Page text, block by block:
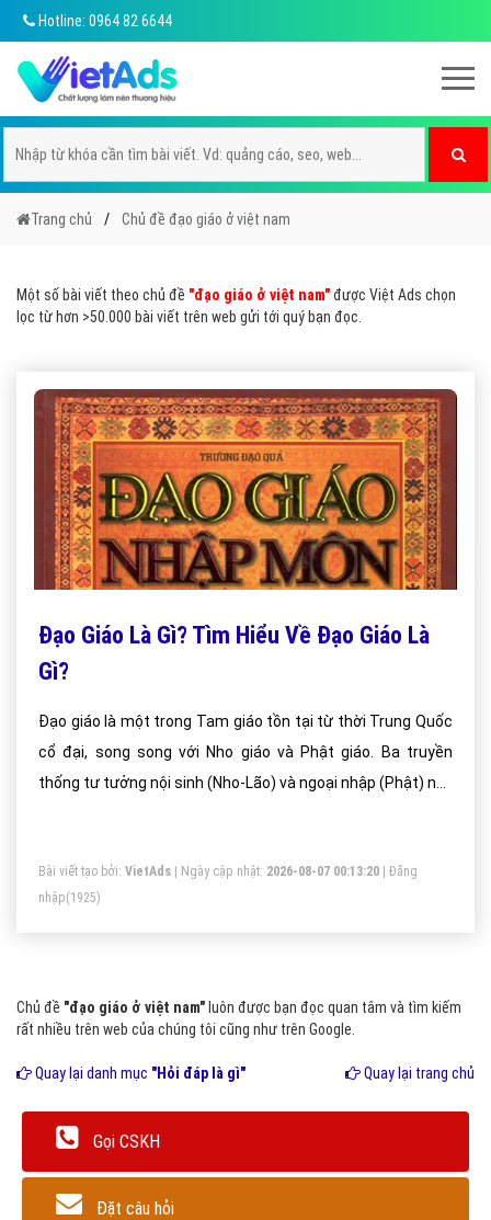
Hotline: 0964 82 6644
Trang chủ Chủ đề đạo giáo ở việt nam
Một số bài viết theo chủ đề "đạo giáo ở việt nam"được Việt Ads chọn
lọc từ hơn >50.000 bài viết trên web gửi tới quý bạn đọc.
Đạo Giáo Là Gì? Tìm Hiểu Về Đạo Giáo Là
Gì?
Đạo giáo là một trong Tam giáo tồn tại từ thời Trung Quốc
cổ đại, song song với Nho giáo và Phật giáo. Ba truyền
thống tư tưởng nội sinh (Nho-Lão) và ngoại nhập (Phật) này
Bài viết tạo bởi: VietAds | Ngày cập nhật: 2026-08-07 00:13:20
Đăng
nhập(1925)
Chủ đề "đạo giáo ở việt nam" luôn được bạn đọc quan tâm và tìm kiếm
rất nhiều trên web của chúng tôi cũng như trên Google.
Quay lại danh mục "Hỏi đáp là gì" Quay lại trang chủ
Gọi CSKH
Đặt câu hỏi